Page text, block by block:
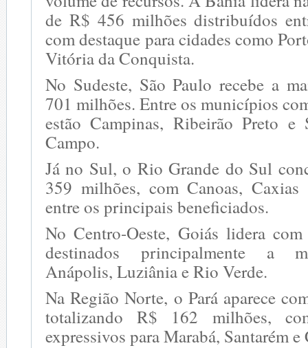
de R$ 456 milhões distribuídos
com destaque para cidades como
Vitória da Conquista.
No Sudeste, São Paulo recebe a
701 milhões. Entre os municípios
estão Campinas, Ribeirão Preto e
Campo.
Já no Sul, o Rio Grande do Sul
359 milhões, com Canoas,
entre os principais beneficiados.
No Centro-Oeste, Goiás lidera
destinados principalmente a
Anápolis, Luziânia e Rio Verde.
Na Região Norte, o Pará aparece
totalizando R$ 162 milhões,
expressivos para Marabá, Santarém e